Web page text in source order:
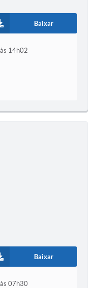
Baixar
14h02
Baixar
07h30